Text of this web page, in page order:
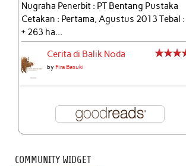
Nugraha Penerbit : PT Bentang Pustaka
Cetakan : Pertama, Agustus 2013 Tebal
+ 263 ha...
Cerita di Balik Noda
byFira Basuki
COMMUNITY WIDGET